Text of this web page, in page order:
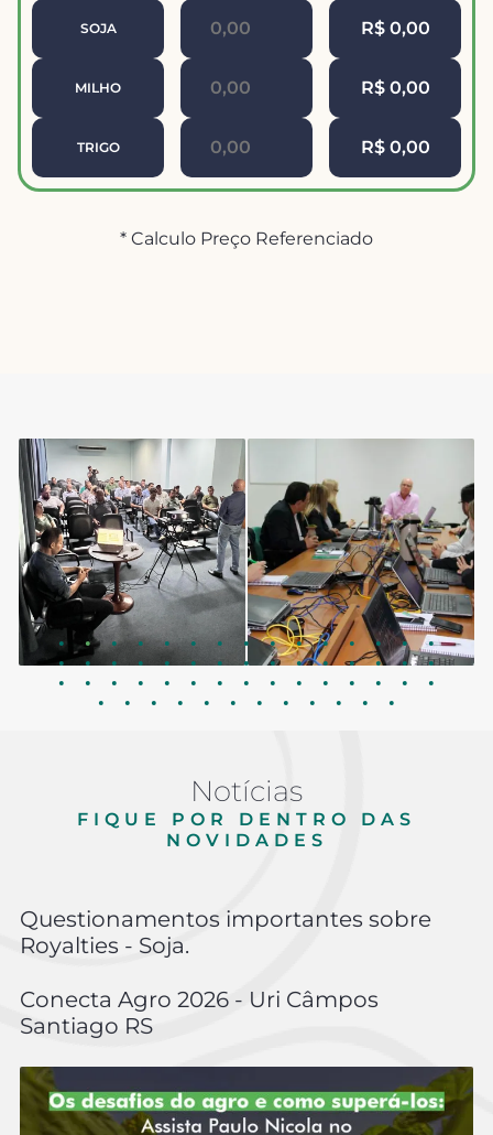
SOJA R$ 0,00
MILHO R$ 0,00
TRIGO R$ 0,00
* Calculo Preço Referenciado
Notícias
FIQUE POR DENTRO DAS
NOVIDADES
Questionamentos importantes sobre
Royalties - Soja.
Conecta Agro 2026 - Uri Câmpos
Santiago RS